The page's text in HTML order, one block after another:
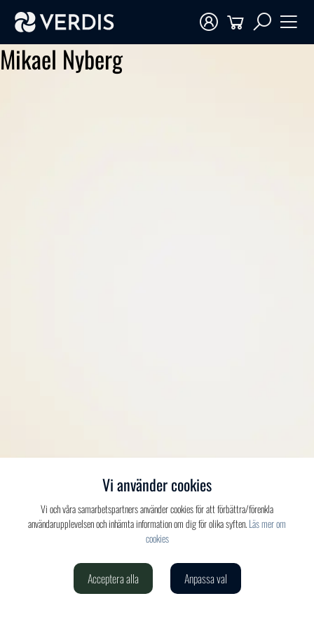
Mikael Nyberg
020-150 520
Vi använder cookies
Vi och våra samarbetspartners använder cookies för att förbättra/förenkla
användarupplevelsen och inhämta information om dig för olika syften.Läs mer om
cookies
Acceptera alla Anpassa val